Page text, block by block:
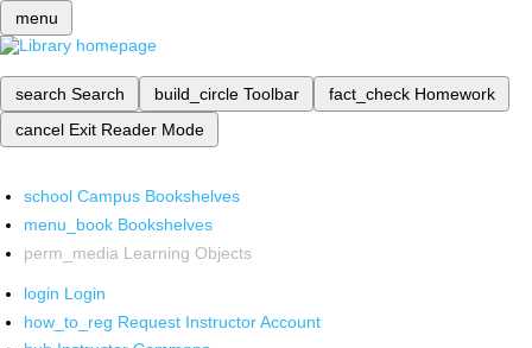
menu
search Search build_circle Toolbar fact_check Homework
cancel Exit Reader Mode
school Campus Bookshelves
menu_book Bookshelves
perm_media Learning Objects
login Login
how_to_reg Request Instructor Account